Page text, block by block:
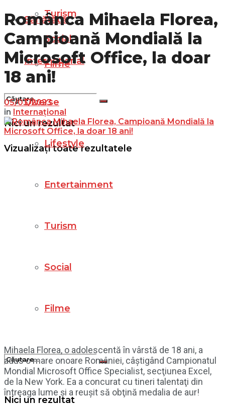
Turism
Social
Filme
Nici un rezultat
Vizualizați toate rezultatele
Sănătate
Internațional
Diverse
Lifestyle
Entertainment
Turism
Social
Filme
Nici un rezultat
Românca Mihaela Florea,
Campioană Mondială la
Microsoft Office, la doar
18 ani!
05/03/2023
in Internațional
Mihaela Florea, o adolescentă în vârstă de 18 ani, a
adus o mare onoare României, câștigând Campionatul
Mondial Microsoft Office Specialist, secţiunea Excel,
de la New York. Ea a concurat cu tineri talentaţi din
întreaga lume şi a reuşit să obţină medalia de aur!